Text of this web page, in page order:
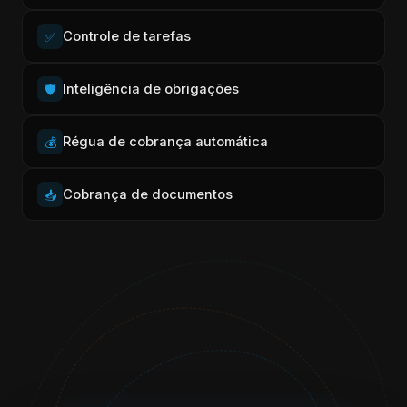
✅ Controle de tarefas
🛡️ Inteligência de obrigações
💰 Régua de cobrança automática
📥 Cobrança de documentos